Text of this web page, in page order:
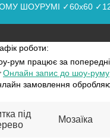
ШОУРУМІ ✓60x60
роботи:
рум працюєза
Онлайн запис до шоу-руму
замовлення
під
Мозаїка